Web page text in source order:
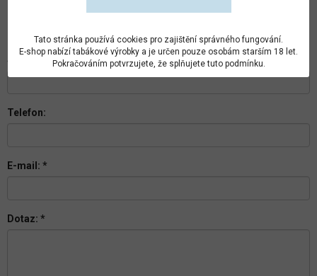
Jméno:
Telefon:
E-mail: *
Dotaz: *
Tato stránka používá cookies pro zajištění správného fungování.
E-shop nabízí tabákové výrobky a je určen pouze osobám starším 18 let.
Pokračováním potvrzujete, že splňujete tuto podmínku.